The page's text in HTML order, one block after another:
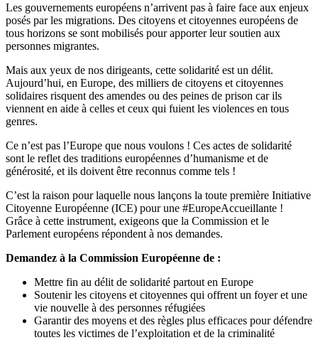
Les gouvernements européens n’arrivent pas à faire face aux enjeux
posés par les migrations. Des citoyens et citoyennes européens de
tous horizons se sont mobilisés pour apporter leur soutien aux
personnes migrantes.
Mais aux yeux de nos dirigeants, cette solidarité est un délit.
Aujourd’hui, en Europe, des milliers de citoyens et citoyennes
solidaires risquent des amendes ou des peines de prison car ils
viennent en aide à celles et ceux qui fuient les violences en tous
genres.
Ce n’est pas l’Europe que nous voulons ! Ces actes de solidarité
sont le reflet des traditions européennes d’humanisme et de
générosité, et ils doivent être reconnus comme tels !
C’est la raison pour laquelle nous lançons la toute première Initiative
Citoyenne Européenne (ICE) pour une #EuropeAccueillante !
Grâce à cette instrument, exigeons que la Commission et le
Parlement européens répondent à nos demandes.
Demandez à la Commission Européenne de :
Mettre fin au délit de solidarité partout en Europe
Soutenir les citoyens et citoyennes qui offrent un foyer et une
vie nouvelle à des personnes réfugiées
Garantir des moyens et des règles plus efficaces pour défendre
toutes les victimes de l’exploitation et de la criminalité